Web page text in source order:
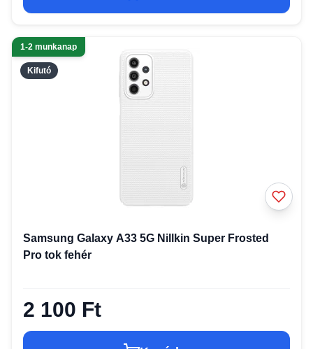
Kifutó
1-2 munkanap
Samsung Galaxy A33 5G Nillkin Super Frosted
Pro tok fehér
2 100 Ft